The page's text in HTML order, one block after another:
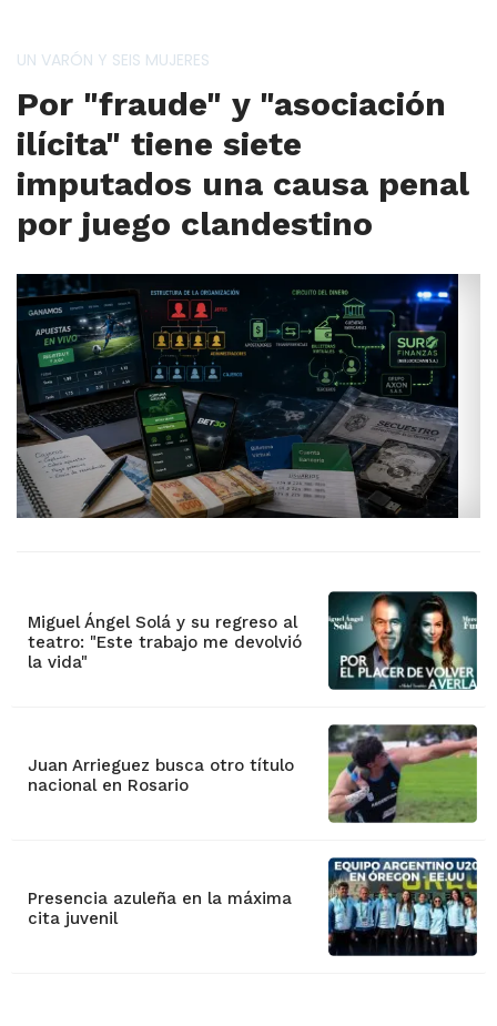
UN VARÓN Y SEIS MUJERES
Por "fraude" y "asociación
ilícita" tiene siete
imputados una causa penal
por juego clandestino
Miguel Ángel Solá y su regreso al
teatro: "Este trabajo me devolvió
la vida"
Juan Arrieguez busca otro título
nacional en Rosario
Presencia azuleña en la máxima
cita juvenil